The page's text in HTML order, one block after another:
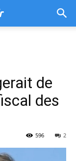
de
des
2
596